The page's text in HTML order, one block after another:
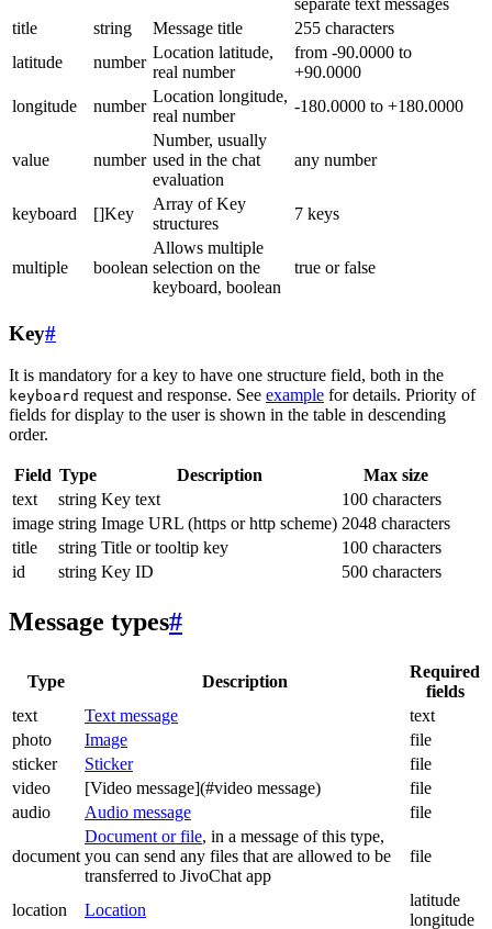
separate text messages
title
string Message title
255 characters
latitude
number
Location latitude,
real number
from -90.0000 to
+90.0000
longitude
number
Location longitude,
real number
-180.0000 to +180.0000
value number
Number, usually
used in the chat
evaluation
any number
keyboard []Key
Array of Key
structures
7 keys
multiple boolean
Allows multiple
selection on the
keyboard, boolean
true or false
Key#
It is mandatory for a key to have one structure field, both in the
keyboard request and response. See example for details. Priority of
fields for display to the user is shown in the table in descending
order.
Field Type Description
Max size
text
string Key text
100 characters
image string Image URL (https or http scheme) 2048 characters
title
string Title or tooltip key
100 characters
id
string Key ID 500 characters
Message types#
Type Description
Required
fields
text
Text message
text
photo
Image
file
sticker
Sticker
file
video
[Video message](#video message)
file
audio
Audio message file
document
Document or file, in a message of this type,
you can send any files that are allowed to be
transferred to JivoChat app
file
location Location
latitude
longitude